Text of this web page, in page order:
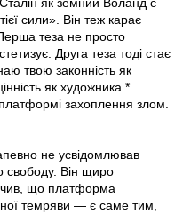
як земний Воланд є
сили». Він теж карає
теза не просто
Друга теза тоді стає
твою законність як
як художника.*
захоплення злом.
не усвідомлював
свободу. Він щиро
що платформа
темряви — є саме тим,